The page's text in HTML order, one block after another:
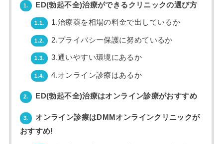
1. ED(勃起不全)治療ができるクリニックの選び方
1.1. 1.治療薬を相場の料金で出しているか
1.2. 2.プライバシー保護に努めているか
1.3. 3.通いやすい環境にあるか
1.4. 4.オンライン診療はあるか
2. ED(勃起不全)治療はオンライン診療がおすすめ
3.
オンライン診療はDMMオンラインクリニックが
おすすめ!